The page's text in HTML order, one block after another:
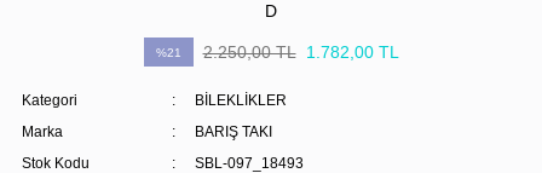
D
%21 2.250,00 TL 1.782,00 TL
Kategori
BİLEKLİKLER
Marka
BARIŞ TAKI
Stok Kodu
SBL-097_18493